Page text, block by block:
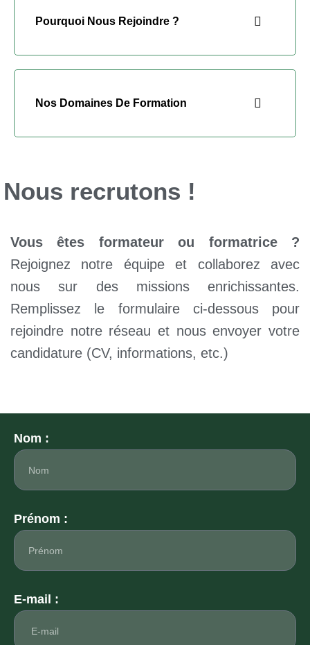
Pourquoi Nous Rejoindre ?
Nos Domaines De Formation
Nous recrutons !
Vous êtes formateur ou formatrice ?
Rejoignez notre équipe et collaborez avec
nous sur des missions enrichissantes.
Remplissez le formulaire ci-dessous pour
rejoindre notre réseau et nous envoyer votre
candidature (CV, informations, etc.)
Nom :
Prénom :
E-mail :